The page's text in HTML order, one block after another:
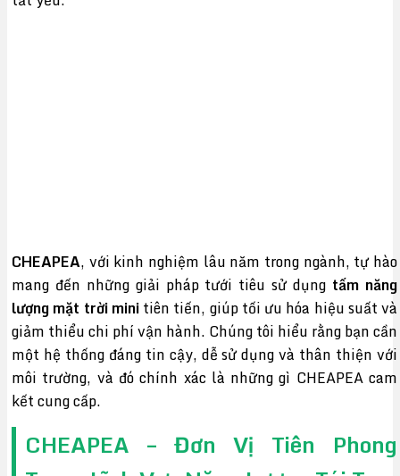
CHEAPEA, với kinh nghiệm lâu năm trong ngành, tự hào
mang đến những giải pháp tưới tiêu sử dụng tấm năng
lượng mặt trời minitiên tiến, giúp tối ưu hóa hiệu suất và
giảm thiểu chi phí vận hành. Chúng tôi hiểu rằng bạn cần
một hệ thống đáng tin cậy, dễ sử dụng và thân thiện với
môi trường, và đó chính xác là những gì CHEAPEA cam
kết cung cấp.
CHEAPEA – Đơn Vị Tiên Phong